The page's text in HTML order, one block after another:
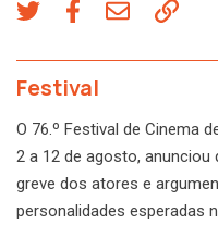
Festival
O 76.º Festival de Cinema
2 a 12 de agosto,
greve dos atores e
personalidades esperadas